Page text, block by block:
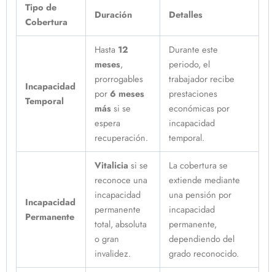
Tipo de
Cobertura
Duración Detalles
Incapacidad
Temporal
Hasta 12
meses,
prorrogables
por6 meses
mássi se
espera
recuperación.
Durante este
periodo, el
trabajador recibe
prestaciones
económicas por
incapacidad
temporal.
Incapacidad
Permanente
Vitalicia si se
reconoce una
incapacidad
permanente
total, absoluta
o gran
invalidez.
La cobertura se
extiende mediante
una pensión por
incapacidad
permanente,
dependiendo del
grado reconocido.